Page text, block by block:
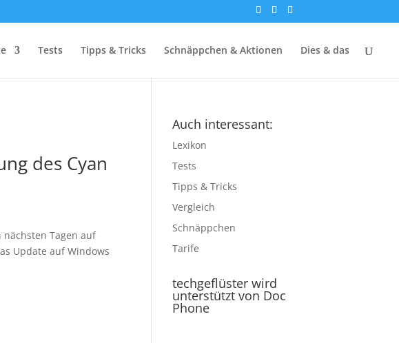
Tests Tipps & Tricks Schnäppchen & Aktionen Dies & das
des Cyan
Tagen auf
Update auf Windows
Auch interessant:
Lexikon
Tests
Tipps & Tricks
Vergleich
Schnäppchen
Tarife
techgeflüster wird
unterstützt von Doc
Phone